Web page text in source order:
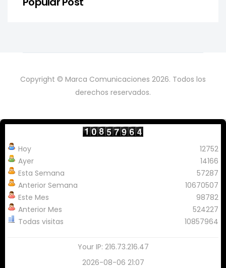
Copyright © Marca Comunicaciones 2026. Todos los
derechos reservados.
Hoy
Ayer
Esta Semana
Anterior Semana
Este Mes
Anterior Mes
Todas visitas
12752
14166
57287
10670507
98782
524227
10857964
Your IP: 216.73.216.47
2026-08-06 21:07